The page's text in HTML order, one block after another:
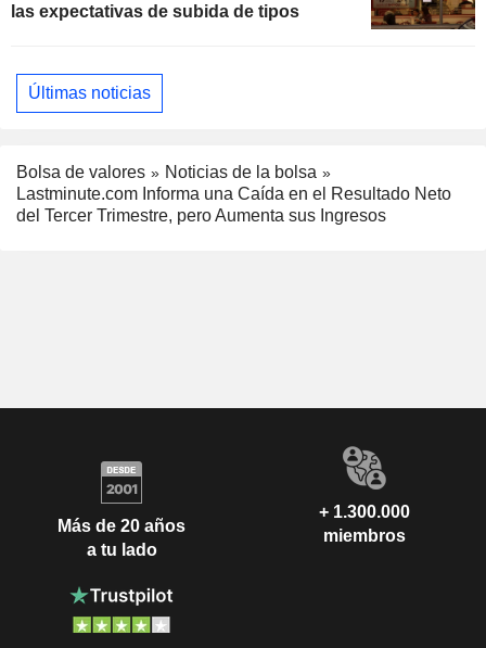
las expectativas de subida de tipos
Últimas noticias
Bolsa de valores
Noticias de la bolsa
Lastminute.com Informa una Caída en el Resultado Neto
del Tercer Trimestre, pero Aumenta sus Ingresos
Más de 20 años
a tu lado
+ 1.300.000
miembros